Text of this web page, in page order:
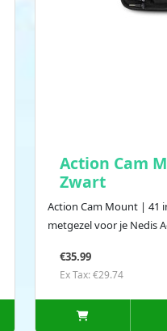
Action Cam
Zwart
Action Cam Mount | 41
metgezel voor je Nedis
€35.99
Ex Tax: €29.74